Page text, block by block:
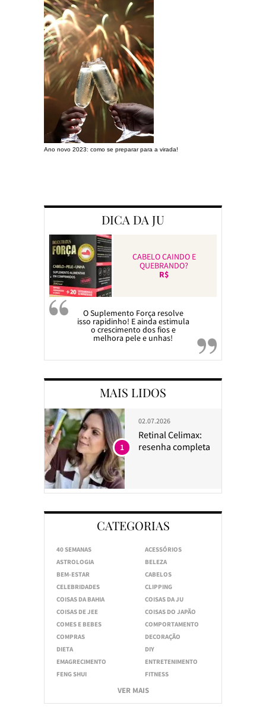
Ano novo 2023: como se preparar para a virada!
DICA DA JU
CABELO CAINDO E
QUEBRANDO?
R$
O Suplemento Força resolve
isso rapidinho! E ainda estimula
o crescimento dos fios e
melhora pele e unhas!
MAIS LIDOS
02.07.2026
Retinal Celimax:
resenha completa
1
CATEGORIAS
40 SEMANAS
ACESSÓRIOS
ASTROLOGIA
BELEZA
BEM-ESTAR
CABELOS
CELEBRIDADES
CLIPPING
COISAS DA BAHIA
COISAS DA JU
COISAS DE JEE
COISAS DO JAPÃO
COMES E BEBES
COMPORTAMENTO
COMPRAS
DECORAÇÃO
DIETA
DIY
EMAGRECIMENTO
ENTRETENIMENTO
FENG SHUI
FITNESS
VER MAIS